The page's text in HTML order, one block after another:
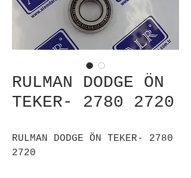
RULMAN DODGE ÖN
TEKER- 2780 2720
RULMAN DODGE ÖN TEKER- 2780
2720